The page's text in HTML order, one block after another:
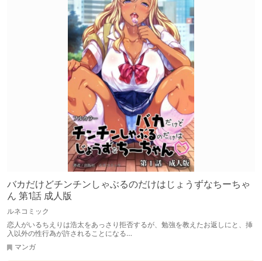
バカだけどチンチンしゃぶるのだけはじょうずなちーちゃ
ん 第1話 成人版
ルネコミック
恋人がいるちえりは浩太をあっさり拒否するが、勉強を教えたお返しにと、挿
入以外の性行為が許されることになる…
マンガ